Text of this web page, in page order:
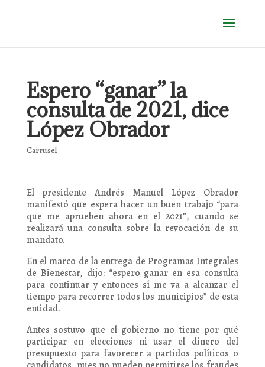
Espero “ganar” la
consulta de 2021, dice
López Obrador
Carrusel
El presidente Andrés Manuel López Obrador
manifestó que espera hacer un buen trabajo “para
que me aprueben ahora en el 2021”, cuando se
realizará una consulta sobre la revocación de su
mandato.
En el marco de la entrega de Programas Integrales
de Bienestar, dijo: “espero ganar en esa consulta
para continuar y entonces sí me va a alcanzar el
tiempo para recorrer todos los municipios” de esta
entidad.
Antes sostuvo que el gobierno no tiene por qué
participar en elecciones ni usar el dinero del
presupuesto para favorecer a partidos políticos o